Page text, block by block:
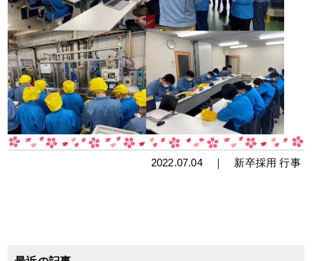
2022.07.04 ｜ 新卒採用 行事